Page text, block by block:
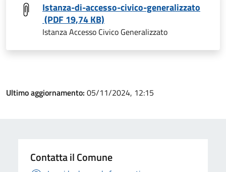
Istanza-di-accesso-civico-generalizzato
(PDF 19,74 KB)
Istanza Accesso Civico Generalizzato
Ultimo aggiornamento: 05/11/2024, 12:15
Contatta il Comune